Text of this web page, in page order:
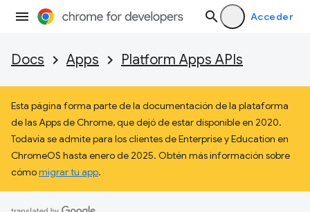
Acceder
Docs Apps Platform Apps APIs
Esta página forma parte de la documentación de la plataforma
de las Apps de Chrome, que dejó de estar disponible en 2020.
Todavía se admite para los clientes de Enterprise y Education en
ChromeOS hasta enero de 2025. Obtén más información sobre
cómomigrar tu app.